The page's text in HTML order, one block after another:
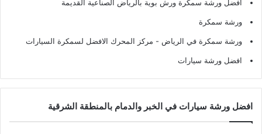
افضل ورشة سمكرة ورش بوية بالرياض الصناعية القديمة
ورشة سمكرة
ورشة سمكرة في الرياض - مركز المحرك الافضل لسمكرة السيارات
افضل ورشة سيارات
افضل ورشة سيارات في الخبر والدمام بالمنطقة الشرقية